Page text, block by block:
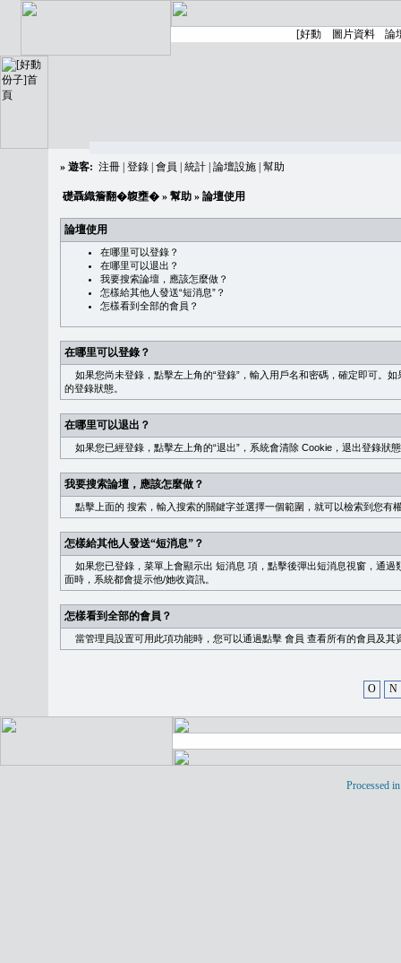
» 遊客: 注冊 登錄 會員 統計 論壇設施 幫助
礎聶織簷翻�䪖壅� » 幫助 » 論壇使用
論壇使用
在哪里可以登錄？
在哪里可以退出？
我要搜索論壇，應該怎麼做？
怎樣給其他人發送“短消息”？
怎樣看到全部的會員？
在哪里可以登錄？
如果您尚未登錄，點擊左上角的“登錄”，輸入用戶名和密碼，確定即可。
的登錄狀態。
在哪里可以退出？
如果您已經登錄，點擊左上角的“退出”，系統會清除 Cookie，退出登錄狀
我要搜索論壇，應該怎麼做？
點擊上面的 搜索 ，輸入搜索的關鍵字並選擇一個範圍，就可以檢索到您有
怎樣給其他人發送“短消息”？
如果您已登錄，菜單上會顯示出 短消息 項，點擊後彈出短消息視窗，通過
面時，系統都會提示他/她收資訊。
怎樣看到全部的會員？
當管理員設置可用此項功能時，您可以通過點擊 會員 查看所有的會員及其
O N
Processed